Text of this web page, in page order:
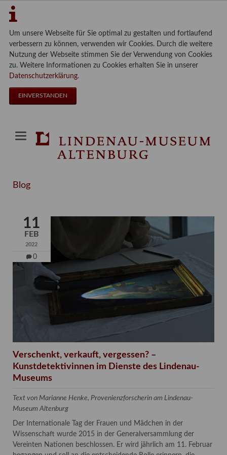
Um unsere Webseite für Sie optimal zu gestalten und fortlaufend
verbessern zu können, verwenden wir Cookies. Durch die weitere
Nutzung der Webseite stimmen Sie der Verwendung von Cookies
zu. Weitere Informationen zu Cookies erhalten Sie in unserer
Datenschutzerklärung.
EINVERSTANDEN
Blog
11
FEB
2022
0
Verschenkt, verkauft, vergessen? –
Kunstdetektivinnen im Dienste des Lindenau-
Museums
Text von Marianne Henke, Provenienzforscherin am Lindenau-
Museum Altenburg
Der Internationale Tag der Frauen und Mädchen in der
Wissenschaft wurde 2015 in der Generalversammlung der
Vereinten Nationen beschlossen. Er wird jährlich am 11. Februar